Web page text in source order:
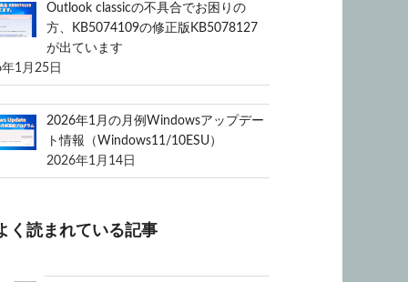
Outlook classicの不具合でお困りの
方、KB5074109の修正版KB5078127
が出ています
1月25日
2026年1月の月例Windowsアップデー
ト情報（Windows11/10ESU）
2026年1月14日
く読まれている記事